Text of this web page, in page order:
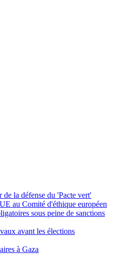
la défense du 'Pacte vert'
au Comité d'éthique européen
sous peine de sanctions
avant les élections
à Gaza